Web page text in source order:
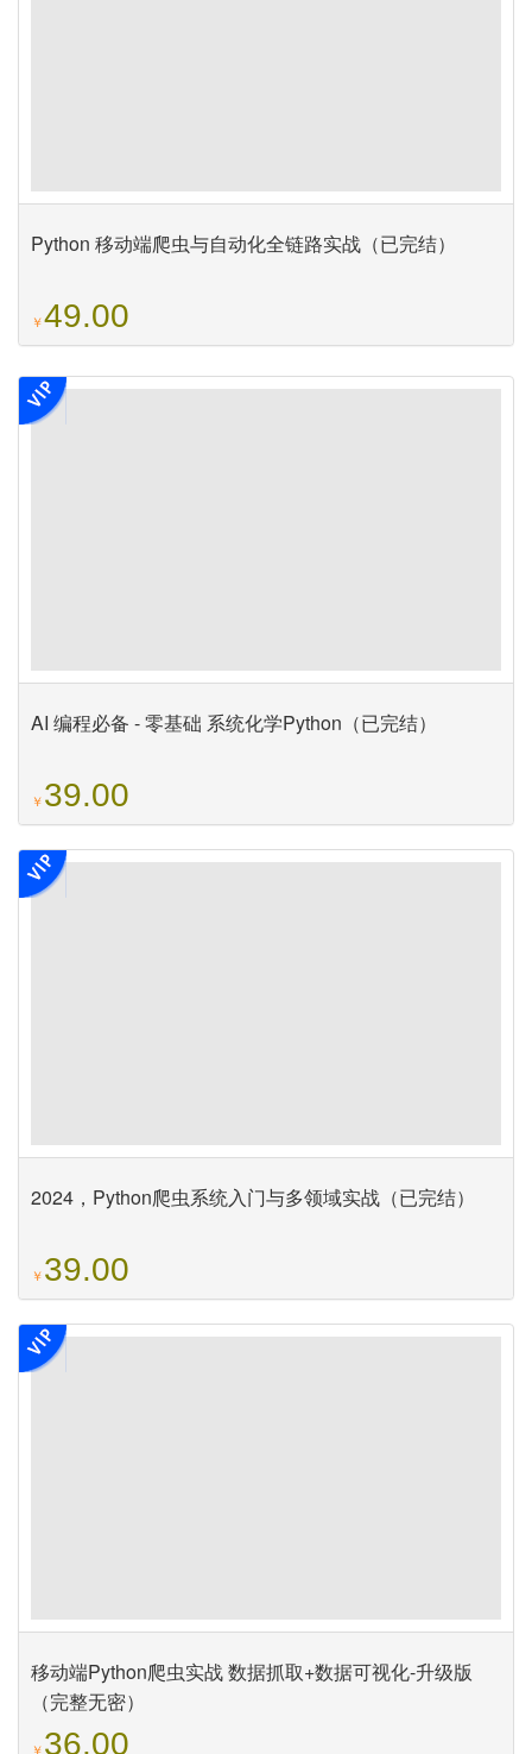
Python 移动端爬虫与自动化全链路实战（已完结）
￥49.00
AI 编程必备 - 零基础 系统化学Python（已完结）
￥39.00
2024，Python爬虫系统入门与多领域实战（已完结）
￥39.00
移动端Python爬虫实战 数据抓取+数据可视化-升级版
（完整无密）
￥36.00